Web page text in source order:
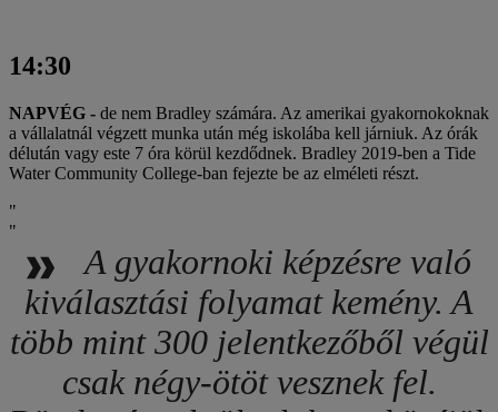
14:30
NAPVÉG - de nem Bradley számára. Az amerikai gyakornokoknak
a vállalatnál végzett munka után még iskolába kell járniuk. Az órák
délután vagy este 7 óra körül kezdődnek. Bradley 2019-ben a Tide
Water Community College-ban fejezte be az elméleti részt.
A gyakornoki képzésre való
kiválasztási folyamat kemény. A
több mint 300 jelentkezőből végül
csak négy-ötöt vesznek fel.